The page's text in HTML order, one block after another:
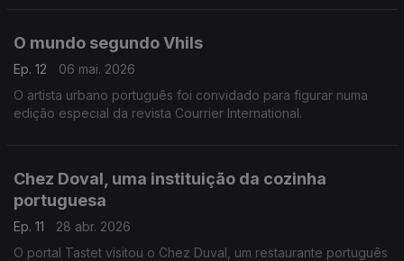
O mundo segundo Vhils
Ep. 12
06 mai. 2026
O artista urbano português foi convidado para figurar numa
edição especial da revista Courrier International.
Chez Doval, uma instituição da cozinha
portuguesa
Ep. 11
28 abr. 2026
O portal Tastet visitou o Chez Duval, um restaurante português